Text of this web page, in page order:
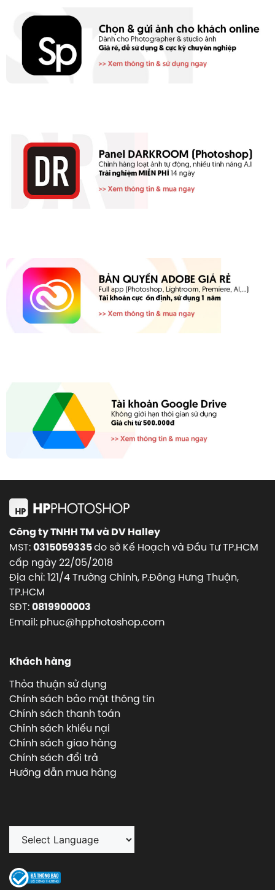
Công ty TNHH TM và DV Halley
MST:0315059335do sở Kế Hoạch và Đầu Tư TP.HCM
cấp ngày 22/05/2018
Địa chỉ: 121/4 Trường Chinh, P.Đông Hưng Thuận,
TP.HCM
SĐT:0819900003
Email: phuc@hpphotoshop.com
Khách hàng
Thỏa thuận sử dụng
Chính sách bảo mật thông tin
Chính sách thanh toán
Chính sách khiếu nại
Chính sách giao hàng
Chính sách đổi trả
Hướng dẫn mua hàng